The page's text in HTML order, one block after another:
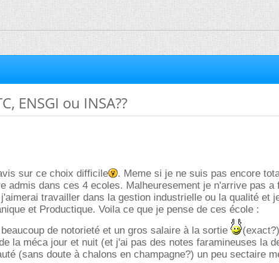
ENSGI ou INSA??
sur ce choix difficile
. Meme si je ne suis pas encore
admis dans ces 4 ecoles. Malheuresement je n'arrive pas a
travailler dans la gestion industrielle ou la qualité et
et Productique. Voila ce que je pense de ces école :
de notorieté et un gros salaire à la sortie
la méca jour et nuit (et j'ai pas des notes faramineuses la
(sans doute à chalons en champagne?) un peu sectaire